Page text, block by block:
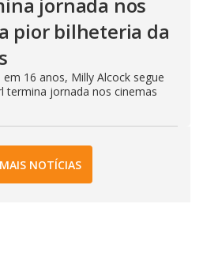
jornada nos
pior bilheteria da
16 anos, Milly Alcock segue
termina jornada nos cinemas
NOTÍCIAS